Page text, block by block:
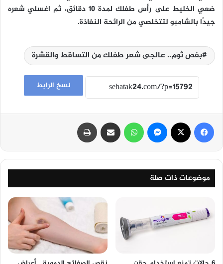
ضعي الخليط على رأس طفلك لمدة 10 دقائق، ثم اغسلي شعره
جيدًا بالشامبو لتتخلصي من الرائحة النفاذة.
بفص ثوم.. عالجى شعر طفلك من التساقط والقشرة
نسخ الرابط
فيسبوك ماسنجر واتساب مشاركة عبر البريد
موضوعات ذات صلة